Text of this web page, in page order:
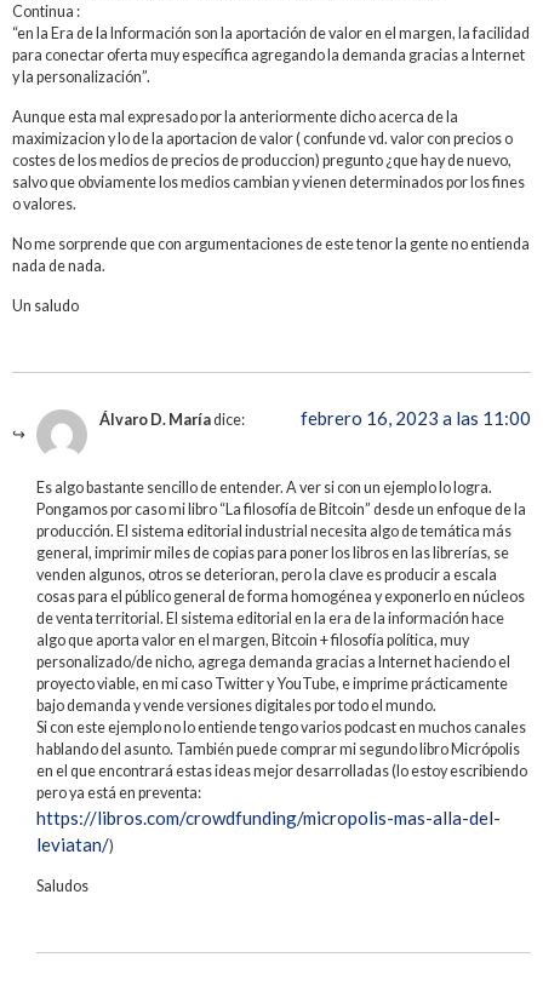
Continua :
“en la Era de la Información son la aportación de valor en el margen, la facilidad
para conectar oferta muy específica agregando la demanda gracias a Internet
y la personalización”.
Aunque esta mal expresado por la anteriormente dicho acerca de la
maximizacion y lo de la aportacion de valor ( confunde vd. valor con precios o
costes de los medios de precios de produccion) pregunto ¿que hay de nuevo,
salvo que obviamente los medios cambian y vienen determinados por los fines
o valores.
No me sorprende que con argumentaciones de este tenor la gente no entienda
nada de nada.
Un saludo
Álvaro D. Maríadice: febrero 16, 2023 a las 11:00
Es algo bastante sencillo de entender. A ver si con un ejemplo lo logra.
Pongamos por caso mi libro “La filosofía de Bitcoin” desde un enfoque de la
producción. El sistema editorial industrial necesita algo de temática más
general, imprimir miles de copias para poner los libros en las librerías, se
venden algunos, otros se deterioran, pero la clave es producir a escala
cosas para el público general de forma homogénea y exponerlo en núcleos
de venta territorial. El sistema editorial en la era de la información hace
algo que aporta valor en el margen, Bitcoin + filosofía política, muy
personalizado/de nicho, agrega demanda gracias a Internet haciendo el
proyecto viable, en mi caso Twitter y YouTube, e imprime prácticamente
bajo demanda y vende versiones digitales por todo el mundo.
Si con este ejemplo no lo entiende tengo varios podcast en muchos canales
hablando del asunto. También puede comprar mi segundo libro Micrópolis
en el que encontrará estas ideas mejor desarrolladas (lo estoy escribiendo
pero ya está en preventa:
https://libros.com/crowdfunding/micropolis-mas-alla-del-
leviatan/)
Saludos